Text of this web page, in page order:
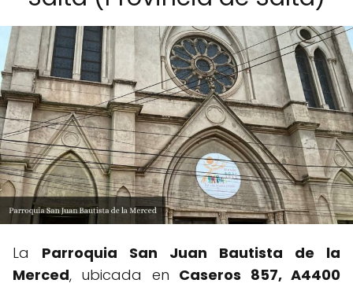
La Parroquia San Juan Bautista de la
Merced, ubicada en Caseros 857, A4400